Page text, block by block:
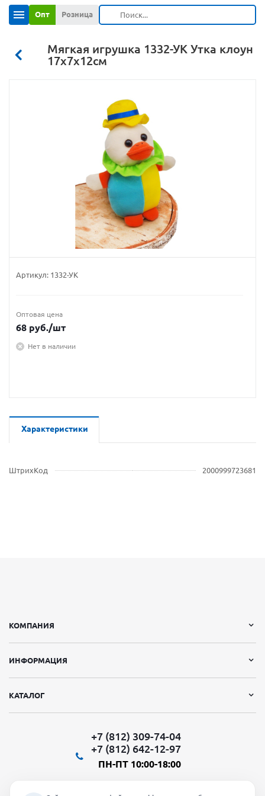
Опт Розница
Мягкая игрушка 1332-УК Утка клоун
17х7х12см
Артикул: 1332-УК
Оптовая цена
68 руб./шт
Нет в наличии
Характеристики
ШтрихКод 2000999723681
КОМПАНИЯ
ИНФОРМАЦИЯ
КАТАЛОГ
+7 (812) 309-74-04
+7 (812) 642-12-97
ПН-ПТ 10:00-18:00